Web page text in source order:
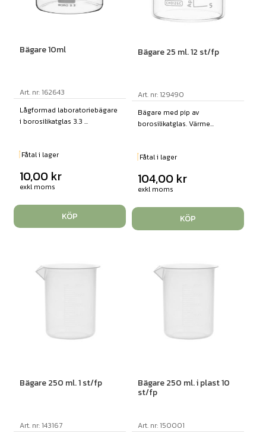
Bägare 10ml
Art. nr: 162643
Lågformad laboratoriebägare
i borosilikatglas 3.3 ...
Fåtal i lager
10,00 kr
exkl moms
KÖP
Bägare 25 ml. 12 st/fp
Art. nr: 129490
Bägare med pip av
borosilikatglas. Värme...
Fåtal i lager
104,00 kr
exkl moms
KÖP
Bägare 250 ml. 1 st/fp
Art. nr: 143167
Bägare 250 ml. i plast 10
st/fp
Art. nr: 150001